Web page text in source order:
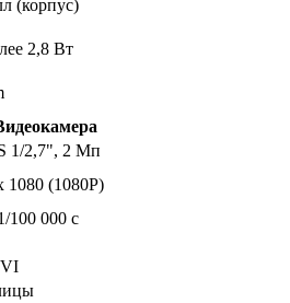
(корпус)
2,8 Вт
1/2,7", 2 Мп
1080 (1080Р)
100 000 с